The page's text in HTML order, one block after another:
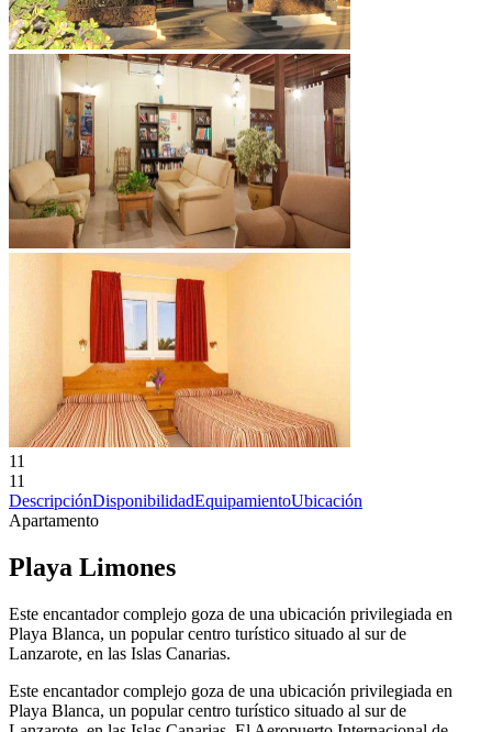
11
11
DescripciónDisponibilidadEquipamientoUbicación
Apartamento
Playa Limones
Este encantador complejo goza de una ubicación privilegiada en
Playa Blanca, un popular centro turístico situado al sur de
Lanzarote, en las Islas Canarias.
Este encantador complejo goza de una ubicación privilegiada en
Playa Blanca, un popular centro turístico situado al sur de